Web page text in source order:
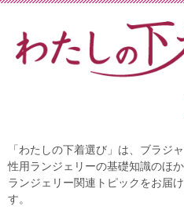
「わたしの下着選び」は、ブラジ
性用ランジェリーの基礎知識のほ
ランジェリー関連トピックをお届
す。